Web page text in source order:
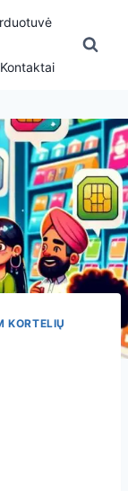
Kontaktai
KORTELIŲ